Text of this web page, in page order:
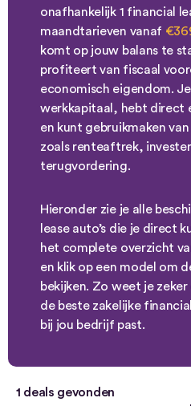
onafhankelijk 1 financial
maandtarieven vanaf
komt op jouw balans te
profiteert van fiscaal
economisch eigendom.
werkkapitaal, hebt direct
en kunt gebruikmaken
zoals renteaftrek,
terugvordering.
Hieronder zie je alle
lease auto’s die je direct
het complete overzicht
en klik op een model om
bekijken. Zo weet je
de beste zakelijke
bij jou bedrijf past.
1 deals gevonden